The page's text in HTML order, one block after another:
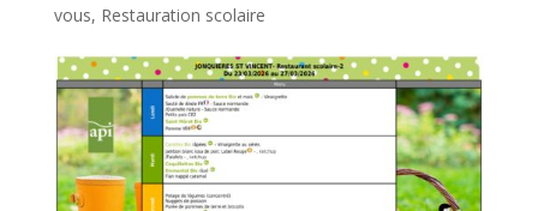
vous, Restauration scolaire